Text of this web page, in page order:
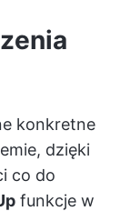
konkretne
dzięki
co do
funkcje w